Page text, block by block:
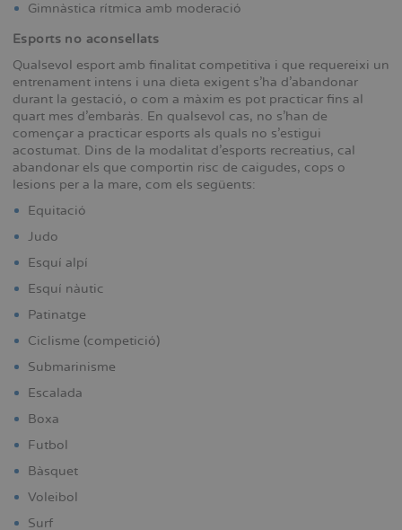
Gimnàstica rítmica amb moderació
Esports no aconsellats
Qualsevol esport amb finalitat competitiva i que requereixi un
entrenament intens i una dieta exigent s’ha d’abandonar
durant la gestació, o com a màxim es pot practicar fins al
quart mes d’embaràs. En qualsevol cas, no s’han de
començar a practicar esports als quals no s’estigui
acostumat. Dins de la modalitat d’esports recreatius, cal
abandonar els que comportin risc de caigudes, cops o
lesions per a la mare, com els següents:
Equitació
Judo
Esquí alpí
Esquí nàutic
Patinatge
Ciclisme (competició)
Submarinisme
Escalada
Boxa
Futbol
Bàsquet
Voleibol
Surf